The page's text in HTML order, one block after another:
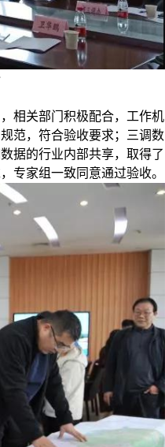
相关部门积极配合，工作机
范，符合验收要求；三调数
据的行业内部共享，取得了
专家组一致同意通过验收。